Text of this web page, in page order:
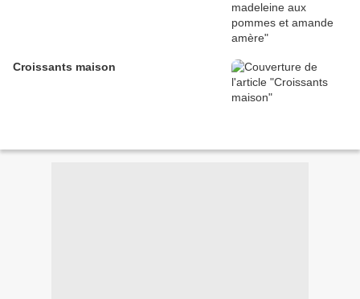
Croissants maison